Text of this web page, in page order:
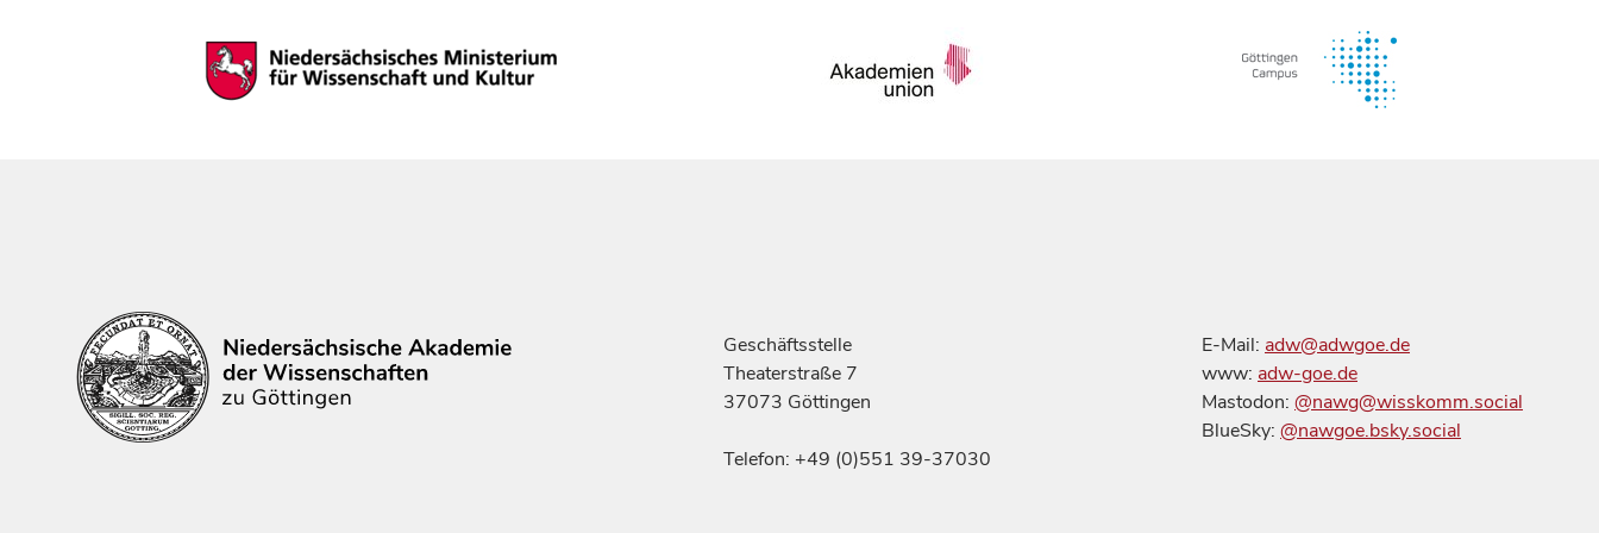
Geschäftsstelle
Theaterstraße 7
37073 Göttingen
Telefon: +49 (0)551 39-37030
E-Mail: adw@adwgoe.de
www: adw-goe.de
Mastodon: @nawg@wisskomm.social
BlueSky: @nawgoe.bsky.social